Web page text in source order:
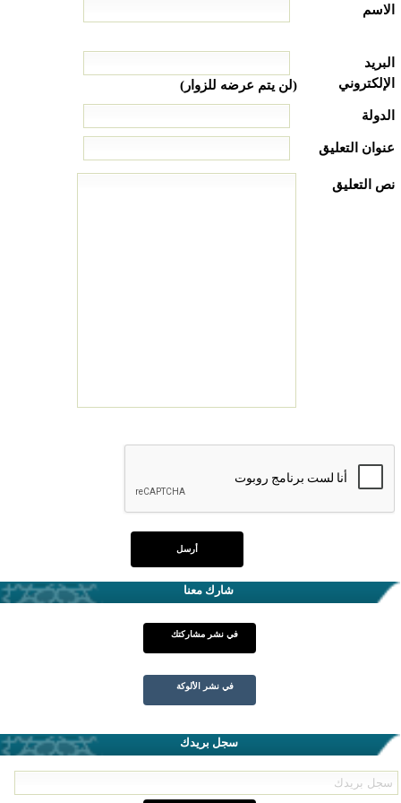
الاسم
البريد
الإلكتروني
(لن يتم عرضه للزوار)
الدولة
عنوان التعليق
نص التعليق
شارك معنا
في نشر مشاركتك
في نشر الألوكة
سجل بريدك